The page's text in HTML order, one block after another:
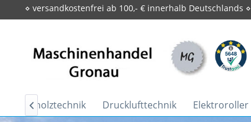
⋄ versandkostenfrei ab 100,- € innerhalb Deutschlands ⋄
Brennholztechnik Drucklufttechnik Elektroroller
